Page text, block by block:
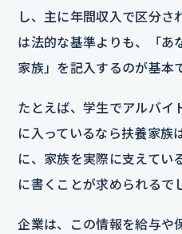
し、主に年間収入で区分さ
は法的な基準よりも、「あ
家族」を記入するのが基本
たとえば、学生でアルバイ
に入っているなら扶養家族
に、家族を実際に支えてい
に書くことが求められるで
企業は、この情報を給与や